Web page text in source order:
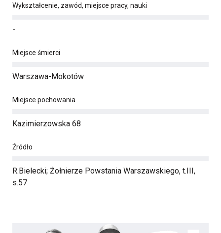
Wykształcenie, zawód, miejsce pracy, nauki
-
Miejsce śmierci
Warszawa-Mokotów
Miejsce pochowania
Kazimierzowska 68
Źródło
R.Bielecki; Żołnierze Powstania Warszawskiego, t.III,
s.57